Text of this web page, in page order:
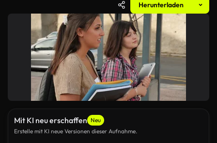
Herunterladen
Mit KI neu erschaffen Neu
Erstelle mit KI neue Versionen dieser Aufnahme.